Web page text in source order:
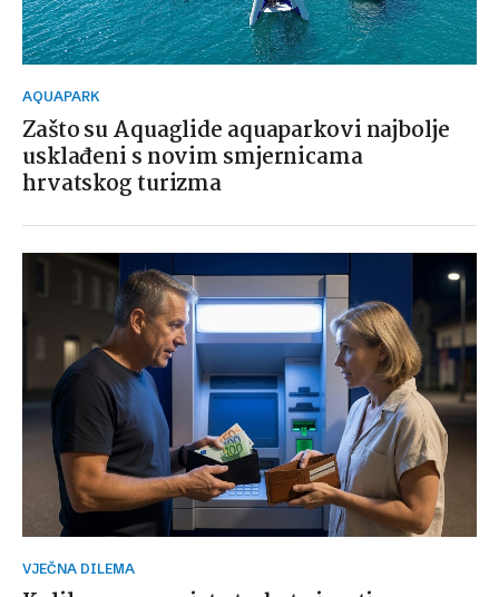
AQUAPARK
Zašto su Aquaglide aquaparkovi najbolje
usklađeni s novim smjernicama
hrvatskog turizma
VJEČNA DILEMA